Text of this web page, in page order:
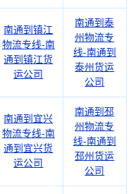
南通到镇江
物流专线-南
通到镇江货
运公司
南通到泰
州物流专
线-南通到
泰州货运
公司
南通到宜兴
物流专线-南
通到宜兴货
运公司
南通到邳
州物流专
线-南通到
邳州货运
公司